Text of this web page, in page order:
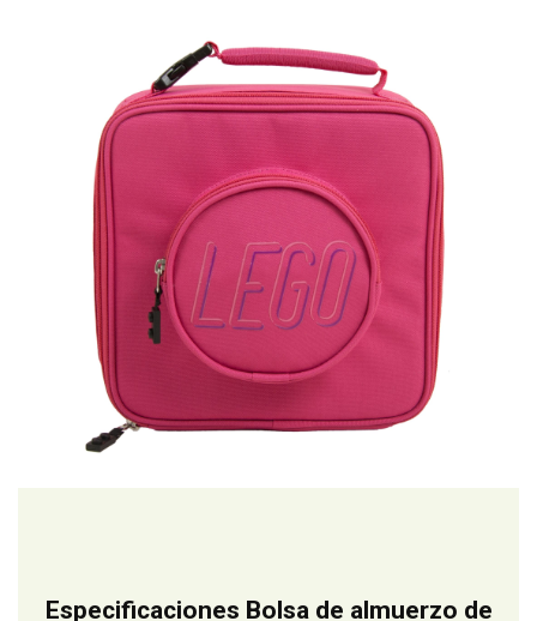
Especificaciones Bolsa de almuerzo de